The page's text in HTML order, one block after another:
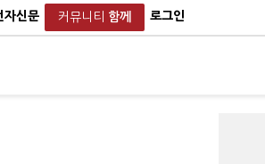
자신문 커뮤니티 함께 로그인